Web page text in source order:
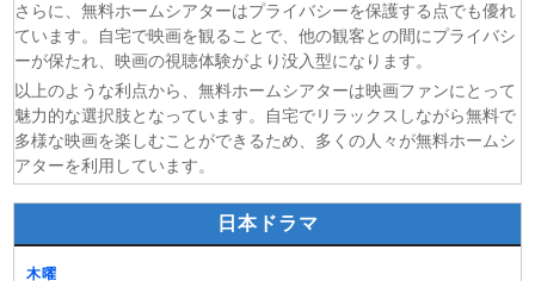
さらに、無料ホームシアターはプライバシーを保護する点でも優れ
ています。自宅で映画を観ることで、他の観客との間にプライバシ
ーが保たれ、映画の視聴体験がより没入型になります。
以上のような利点から、無料ホームシアターは映画ファンにとって
魅力的な選択肢となっています。自宅でリラックスしながら無料で
多様な映画を楽しむことができるため、多くの人々が無料ホームシ
アターを利用しています。
日本ドラマ
木曜